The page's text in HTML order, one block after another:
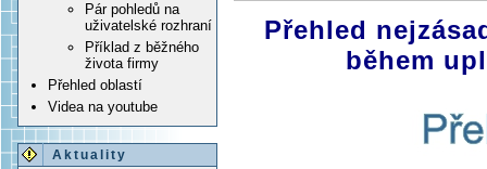
Pár pohledů na
uživatelské rozhraní
Příklad z běžného
života firmy
Přehled oblastí
Videa na youtube
Aktuality
Přehled
během